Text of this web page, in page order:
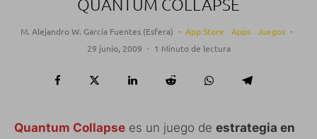
M. Alejandro W. García Fuentes (Esfera) · App Store Apps Juegos ·
29 junio, 2009 · 1 Minuto de lectura
Quantum Collapse es un juego de estrategia en